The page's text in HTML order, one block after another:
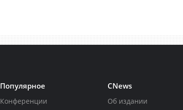
Популярное
Конференции
CNews
Об издании